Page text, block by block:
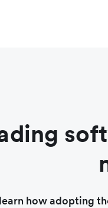
how adopting